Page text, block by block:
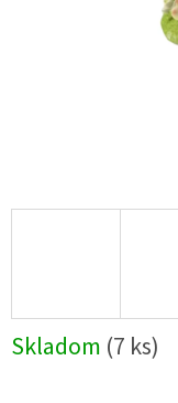
Skladom (7 ks)